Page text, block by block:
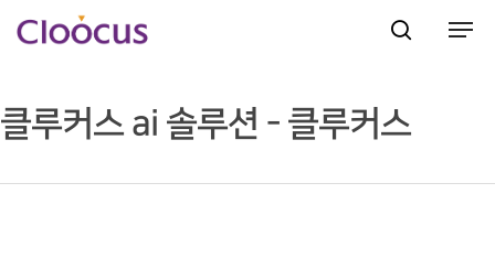
Hit enter to search or ESC to close
클루커스 ai 솔루션 - 클루커스